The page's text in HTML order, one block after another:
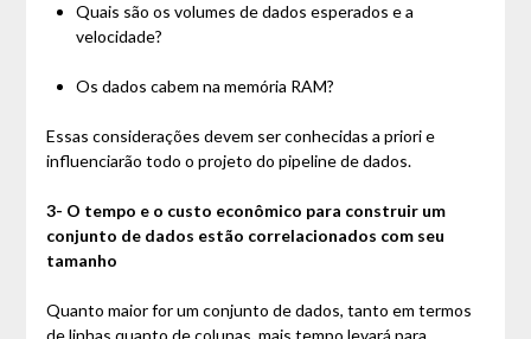
Quais são os volumes de dados esperados e a
velocidade?
Os dados cabem na memória RAM?
Essas considerações devem ser conhecidas a priori e
influenciarão todo o projeto do pipeline de dados.
3- O tempo e o custo econômico para construir um
conjunto de dados estão correlacionados com seu
tamanho
Quanto maior for um conjunto de dados, tanto em termos